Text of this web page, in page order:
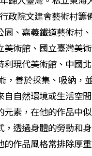
政院文建會藝術村
、嘉義鐵道藝術村
術館、國立臺灣美
現代美術館、中國
善於採集、吸納，
自然環境或生活空
素，在他的作品中
透過身體的勞動和
作品風格常排除厚